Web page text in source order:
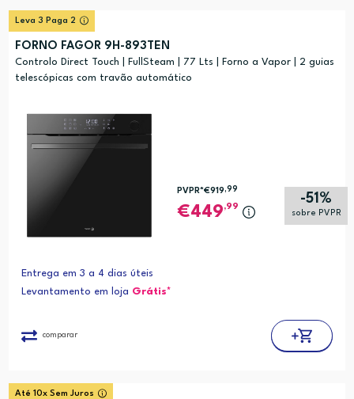
Leva 3 Paga 2
FORNO FAGOR 9H-893TEN
Controlo Direct Touch | FullSteam | 77 Lts | Forno a Vapor | 2 guias
telescópicas com travão automático
-51%
sobre PVPR
PVPR*€919 ,99
449,99
Entrega em 3 a 4 dias úteis
Levantamento em loja Grátis*
comparar
Até 10x Sem Juros